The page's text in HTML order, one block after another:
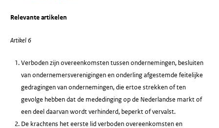
Relevante artikelen
Artikel 6
Verboden zijn overeenkomsten tussen ondernemingen, besluiten
van ondernemersverenigingen en onderling afgestemde feitelijke
gedragingen van ondernemingen, die ertoe strekken of ten
gevolge hebben dat de mededinging op de Nederlandse markt of
een deel daarvan wordt verhinderd, beperkt of vervalst.
De krachtens het eerste lid verboden overeenkomsten en